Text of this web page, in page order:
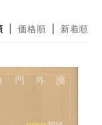
価格順 新着順